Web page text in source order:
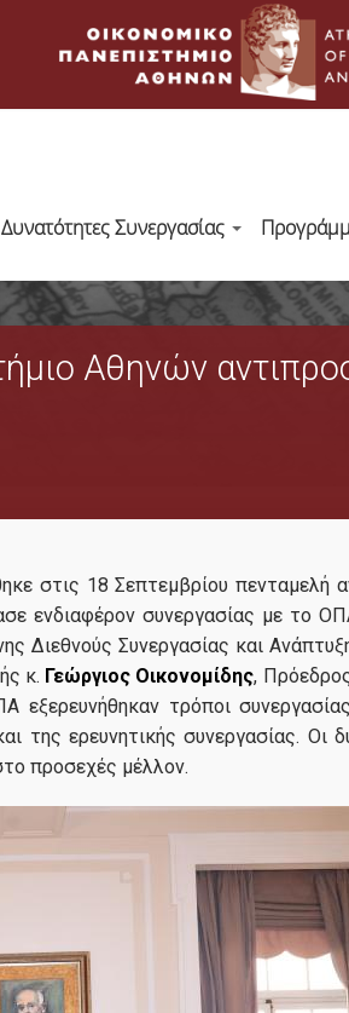
Δυνατότητες Συνεργασίας
Αθηνών
στις 18 Σεπτεμβρίου πενταμελή
ενδιαφέρον συνεργασίας με
Διεθνούς Συνεργασίας και
κ. Γεώργιος Οικονομίδης,
τρόποι
της ερευνητικής συνεργασίας.
προσεχές μέλλον.